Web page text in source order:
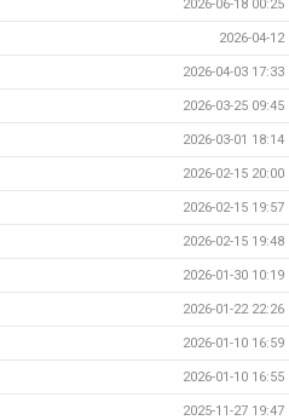
2026-06-18 00:25
2026-04-12
2026-04-03 17:33
2026-03-25 09:45
2026-03-01 18:14
2026-02-15 20:00
2026-02-15 19:57
2026-02-15 19:48
2026-01-30 10:19
2026-01-22 22:26
2026-01-10 16:59
2026-01-10 16:55
2025-11-27 19:47